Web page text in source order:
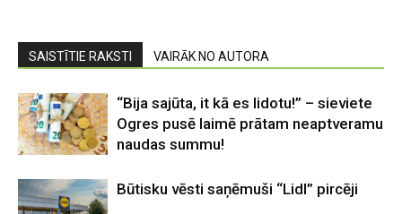
SAISTĪTIE RAKSTI VAIRĀK NO AUTORA
“Bija sajūta, it kā es lidotu!” – sieviete
Ogres pusē laimē prātam neaptveramu
naudas summu!
Būtisku vēsti saņēmuši “Lidl” pircēji